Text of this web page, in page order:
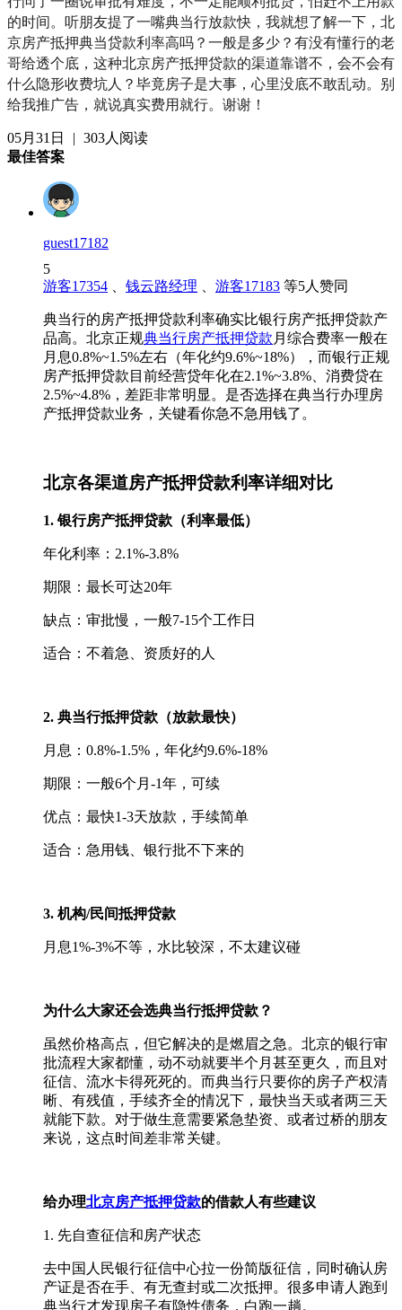
的时间。听朋友提了一嘴典当行放款快，我就想了解一下，北
京房产抵押典当贷款利率高吗？一般是多少？有没有懂行的老
哥给透个底，这种北京房产抵押贷款的渠道靠谱不，会不会有
什么隐形收费坑人？毕竟房子是大事，心里没底不敢乱动。别
给我推广告，就说真实费用就行。谢谢！
05月31日 | 303人阅读
最佳答案
guest17182
5
游客17354
钱云路经理 游客17183 等5人赞同
典当行的房产抵押贷款利率确实比银行房产抵押贷款产
品高。北京正规典当行房产抵押贷款 月综合费率一般在
月息0.8%~1.5%左右（年化约9.6%~18%），而银行正规
房产抵押贷款目前经营贷年化在2.1%~3.8%、消费贷在
2.5%~4.8%，差距非常明显。是否选择在典当行办理房
产抵押贷款业务，关键看你急不急用钱了。
北京各渠道房产抵押贷款利率详细对比
1. 银行房产抵押贷款（利率最低）
年化利率：2.1%-3.8%
期限：最长可达20年
缺点：审批慢，一般7-15个工作日
适合：不着急、资质好的人
2. 典当行抵押贷款（放款最快）
月息：0.8%-1.5%，年化约9.6%-18%
期限：一般6个月-1年，可续
优点：最快1-3天放款，手续简单
适合：急用钱、银行批不下来的
3. 机构/民间抵押贷款
月息1%-3%不等，水比较深，不太建议碰
为什么大家还会选典当行抵押贷款？
虽然价格高点，但它解决的是燃眉之急。北京的银行审
批流程大家都懂，动不动就要半个月甚至更久，而且对
征信、流水卡得死死的。而典当行只要你的房子产权清
晰、有残值，手续齐全的情况下，最快当天或者两三天
就能下款。对于做生意需要紧急垫资、或者过桥的朋友
来说，这点时间差非常关键。
给办理北京房产抵押贷款的借款人有些建议
1. 先自查征信和房产状态
去中国人民银行征信中心拉一份简版征信，同时确认房
产证是否在手、有无查封或二次抵押。很多申请人跑到
典当行才发现房子有隐性债务，白跑一趟。